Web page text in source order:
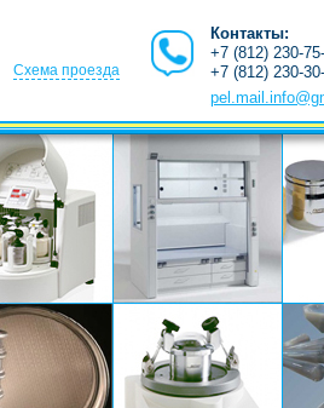
Схема проезда
Контакты:
+7 (812) 230-
+7 (812) 230-